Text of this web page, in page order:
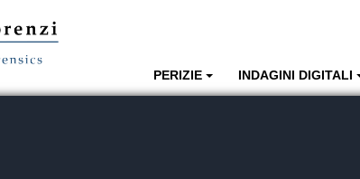
PERIZIE INDAGINI DIGITALI